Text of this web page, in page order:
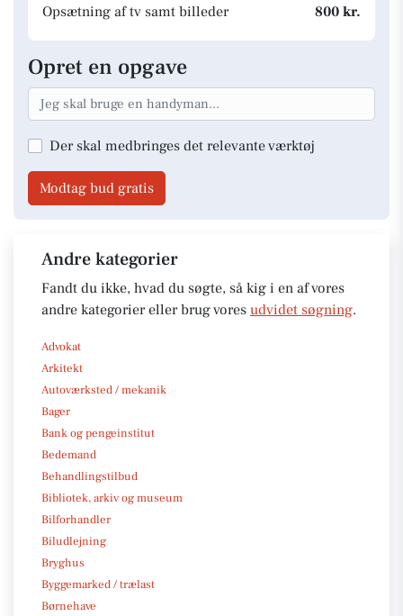
Opsætning af tv samt billeder
800 kr.
Opret en opgave
Der skal medbringes det relevante værktøj
Modtag bud gratis
Andre kategorier
Fandt du ikke, hvad du søgte, så kig i en af vores
andre kategorier eller brug vores udvidet søgning.
Advokat
Arkitekt
Autoværksted / mekanik
Bager
Bank og pengeinstitut
Bedemand
Behandlingstilbud
Bibliotek, arkiv og museum
Bilforhandler
Biludlejning
Bryghus
Byggemarked / trælast
Børnehave